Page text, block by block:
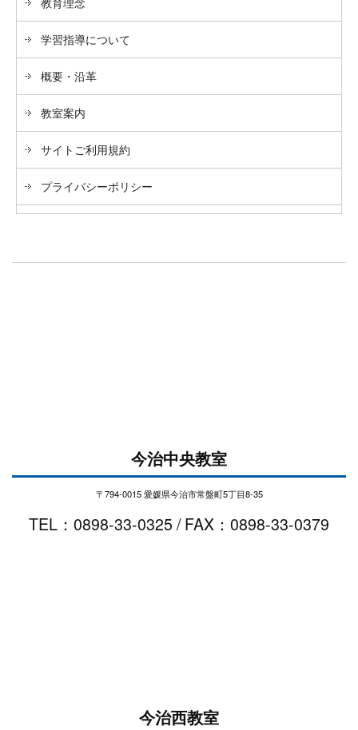
学習指導について
概要・沿革
教室案内
サイトご利用規約
プライバシーポリシー
今治中央教室
〒794-0015 愛媛県今治市常盤町5丁目8-35
TEL：0898-33-0325 / FAX：0898-33-0379
今治西教室